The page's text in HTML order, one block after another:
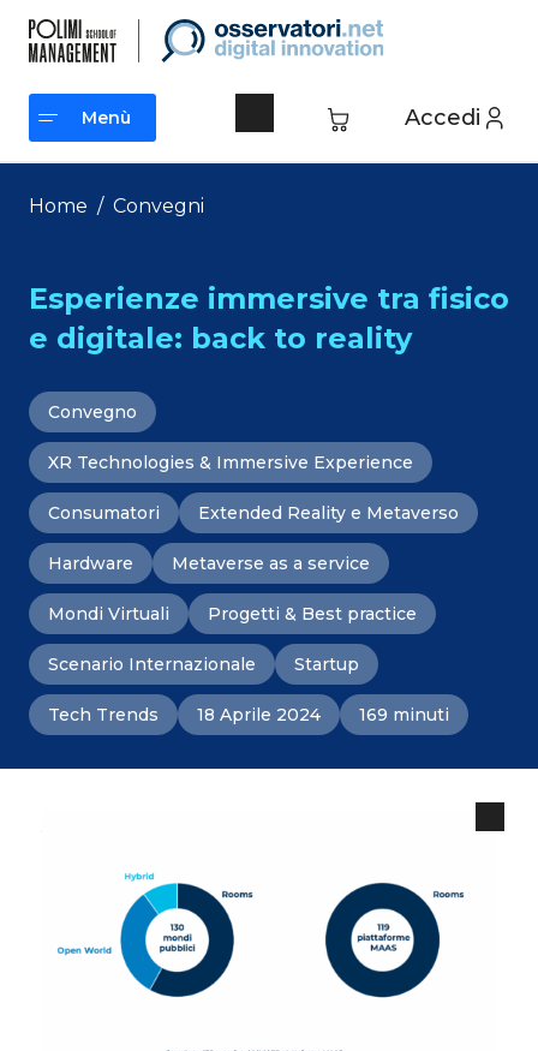
contenuto
Accedi
Menù
Menù
Home / Convegni
Esperienze immersive tra fisico
e digitale: back to reality
Convegno
XR Technologies & Immersive Experience
Consumatori Extended Reality e Metaverso
Hardware Metaverse as a service
Mondi Virtuali Progetti & Best practice
Scenario Internazionale Startup
Tech Trends 18 Aprile 2024 169 minuti